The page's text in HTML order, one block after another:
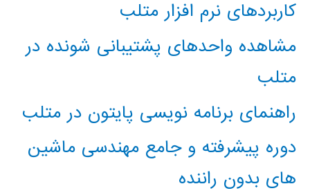
کاربردهای نرم افزار متلب
مشاهده واحدهای پشتیبانی شونده در
متلب
راهنمای برنامه نویسی پایتون در متلب
دوره پیشرفته و جامع مهندسی ماشین
های بدون راننده